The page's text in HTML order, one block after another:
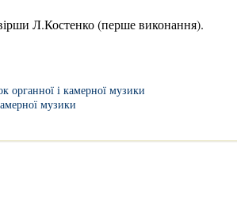
Л.Костенко (перше виконання).
органної і камерної музики
музики